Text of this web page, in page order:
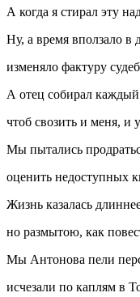
А когда я стирал эту
Ну, а время вползало в
изменяло фактуру
А отец собирал
чтоб свозить и меня,
Мы пытались
оценить недоступных
Жизнь казалась
но размытою, как
Мы Антонова пели
исчезали по каплям в